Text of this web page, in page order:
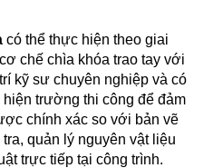
có thể thực hiện theo giai
chế chìa khóa trao tay với
kỹ sư chuyên nghiệp và có
trường thi công để đảm
chính xác so với bản vẽ
quản lý nguyên vật liệu
trực tiếp tại công trình.